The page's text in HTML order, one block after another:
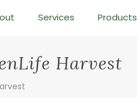
Services Products
Harvest